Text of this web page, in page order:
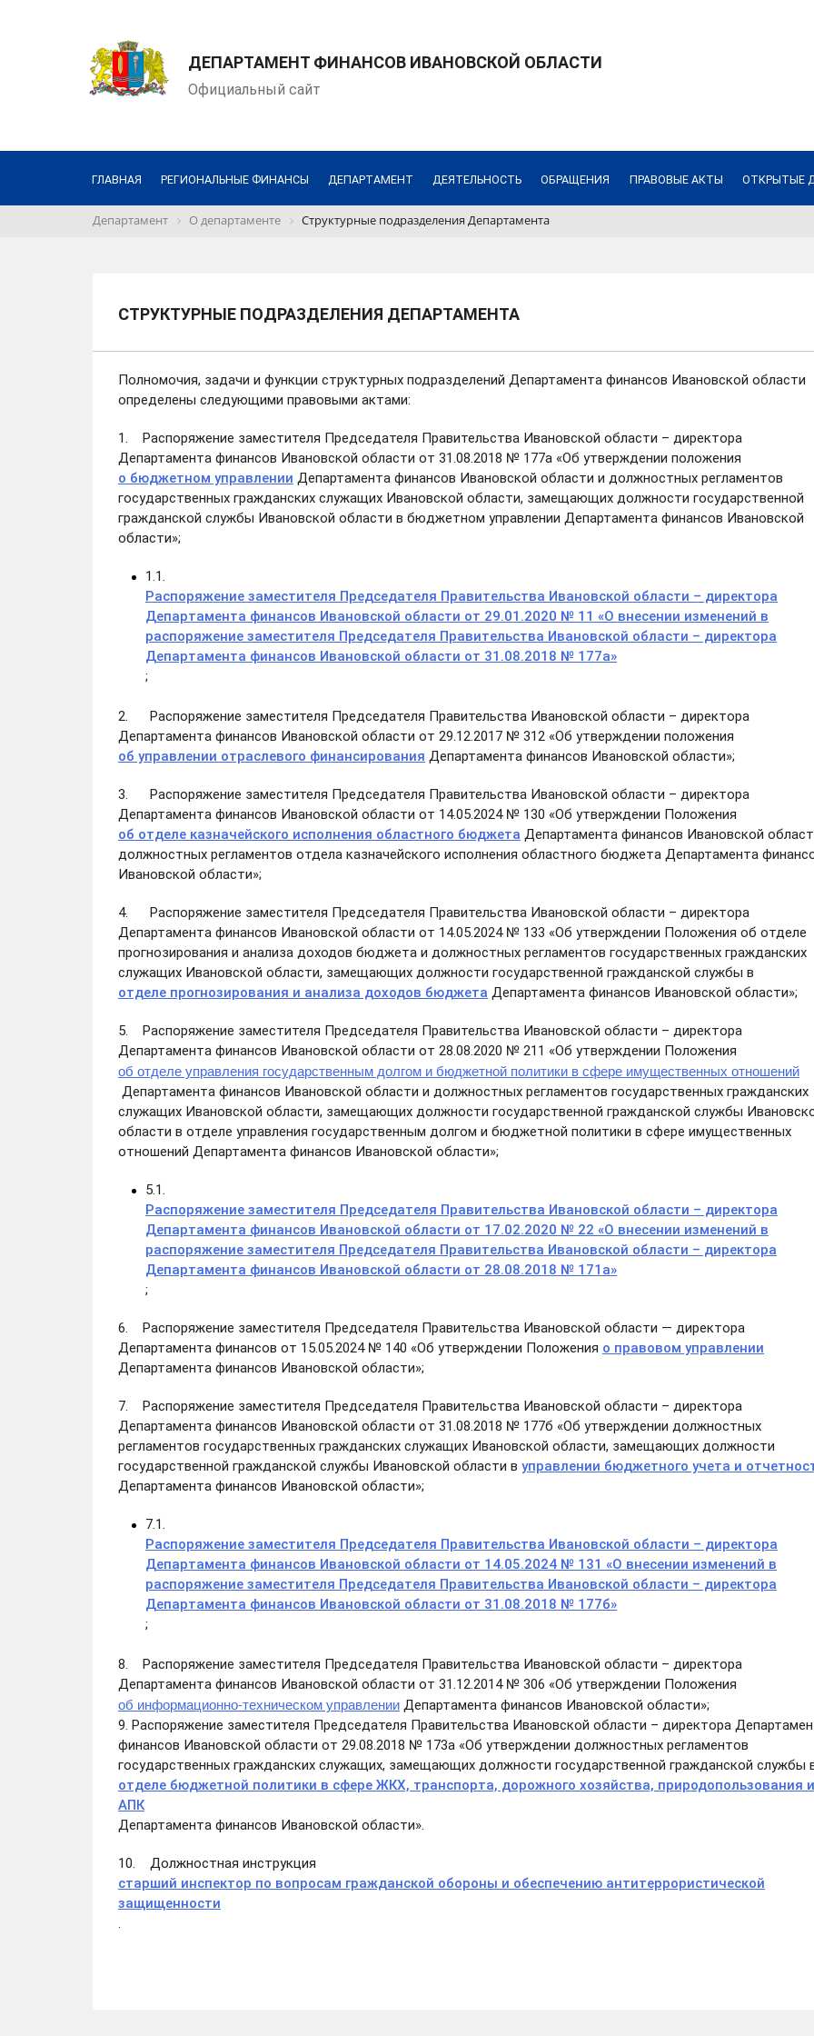
ДЕПАРТАМЕНТ ФИНАНСОВ ИВАНОВСКОЙ ОБЛАСТИ
Официальный сайт
ГЛАВНАЯ РЕГИОНАЛЬНЫЕ ФИНАНСЫ ДЕПАРТАМЕНТ ДЕЯТЕЛЬНОСТЬ ОБРАЩЕНИЯ ПРАВОВЫЕ АКТЫ ОТКРЫТЫЕ
Департамент О департаменте Структурные подразделения Департамента
СТРУКТУРНЫЕ ПОДРАЗДЕЛЕНИЯ ДЕПАРТАМЕНТА
Полномочия, задачи и функции структурных подразделений Департамента финансов Ивановской области
определены следующими правовыми актами:
1. Распоряжение заместителя Председателя Правительства Ивановской области – директора
Департамента финансов Ивановской области от 31.08.2018 № 177а «Об утверждении положения
о бюджетном управлении Департамента финансов Ивановской области и должностных регламентов
государственных гражданских служащих Ивановской области, замещающих должности государственной
гражданской службы Ивановской области в бюджетном управлении Департамента финансов Ивановской
области»;
1.1.
Распоряжение заместителя Председателя Правительства Ивановской области – директора
Департамента финансов Ивановской области от 29.01.2020 № 11 «О внесении изменений в
распоряжение заместителя Председателя Правительства Ивановской области – директора
Департамента финансов Ивановской области от 31.08.2018 № 177а»
;
2. Распоряжение заместителя Председателя Правительства Ивановской области – директора
Департамента финансов Ивановской области от 29.12.2017 № 312 «Об утверждении положения
об управлении отраслевого финансирования Департамента финансов Ивановской области»;
3. Распоряжение заместителя Председателя Правительства Ивановской области – директора
Департамента финансов Ивановской области от 14.05.2024 № 130 «Об утверждении Положения
об отделе казначейского исполнения областного бюджета Департамента финансов Ивановской
должностных регламентов отдела казначейского исполнения областного бюджета Департамента
Ивановской области»;
4. Распоряжение заместителя Председателя Правительства Ивановской области – директора
Департамента финансов Ивановской области от 14.05.2024 № 133 «Об утверждении Положения об отделе
прогнозирования и анализа доходов бюджета и должностных регламентов государственных гражданских
служащих Ивановской области, замещающих должности государственной гражданской службы в
отделе прогнозирования и анализа доходов бюджета Департамента финансов Ивановской области»;
5. Распоряжение заместителя Председателя Правительства Ивановской области – директора
Департамента финансов Ивановской области от 28.08.2020 № 211 «Об утверждении Положения
об отделе управления государственным долгом и бюджетной политики в сфере имущественных отношений
Департамента финансов Ивановской области и должностных регламентов государственных гражданских
служащих Ивановской области, замещающих должности государственной гражданской службы
области в отделе управления государственным долгом и бюджетной политики в сфере имущественных
отношений Департамента финансов Ивановской области»;
5.1.
Распоряжение заместителя Председателя Правительства Ивановской области – директора
Департамента финансов Ивановской области от 17.02.2020 № 22 «О внесении изменений в
распоряжение заместителя Председателя Правительства Ивановской области – директора
Департамента финансов Ивановской области от 28.08.2018 № 171а»
;
6. Распоряжение заместителя Председателя Правительства Ивановской области — директора
Департамента финансов от 15.05.2024 № 140 «Об утверждении Положения о правовом управлении
Департамента финансов Ивановской области»;
7. Распоряжение заместителя Председателя Правительства Ивановской области – директора
Департамента финансов Ивановской области от 31.08.2018 № 177б «Об утверждении должностных
регламентов государственных гражданских служащих Ивановской области, замещающих должности
государственной гражданской службы Ивановской области в управлении бюджетного учета и
Департамента финансов Ивановской области»;
7.1.
Распоряжение заместителя Председателя Правительства Ивановской области – директора
Департамента финансов Ивановской области от 14.05.2024 № 131 «О внесении изменений в
распоряжение заместителя Председателя Правительства Ивановской области – директора
Департамента финансов Ивановской области от 31.08.2018 № 177б»
;
8. Распоряжение заместителя Председателя Правительства Ивановской области – директора
Департамента финансов Ивановской области от 31.12.2014 № 306 «Об утверждении Положения
об информационно-техническом управлении Департамента финансов Ивановской области»;
9. Распоряжение заместителя Председателя Правительства Ивановской области – директора
финансов Ивановской области от 29.08.2018 № 173а «Об утверждении должностных регламентов
государственных гражданских служащих, замещающих должности государственной гражданской службы
отделе бюджетной политики в сфере ЖКХ, транспорта, дорожного хозяйства, природопользования и
АПК
Департамента финансов Ивановской области».
10. Должностная инструкция
старший инспектор по вопросам гражданской обороны и обеспечению антитеррористической
защищенности
.